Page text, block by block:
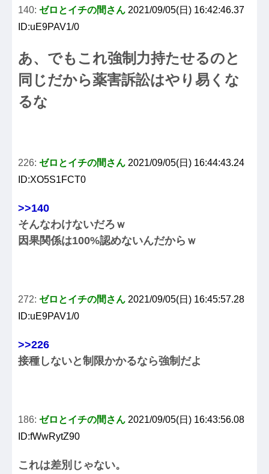
140: ゼロとイチの間さん 2021/09/05(日) 16:42:46.37
ID:uE9PAV1/0
あ、でもこれ強制力持たせるのと
同じだから薬害訴訟はやり易くな
るな
226: ゼロとイチの間さん 2021/09/05(日) 16:44:43.24
ID:XO5S1FCT0
>>140
そんなわけないだろｗ
因果関係は100%認めないんだからｗ
272: ゼロとイチの間さん 2021/09/05(日) 16:45:57.28
ID:uE9PAV1/0
>>226
接種しないと制限かかるなら強制だよ
186: ゼロとイチの間さん 2021/09/05(日) 16:43:56.08
ID:fWwRytZ90
これは差別じゃない。